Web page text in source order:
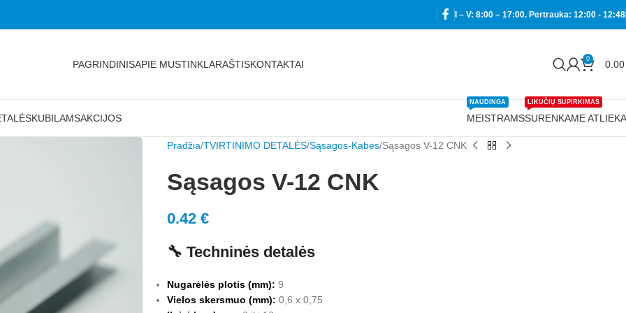
I – V: 8:00 – 17:00. Pertrauka: 12:00 - 12:48
PAGRINDINISAPIE MUSTINKLARAŠTISKONTAKTAI 0
KUBILAMSAKCIJOS MEISTRAMS
NAUDINGA
SURENKAME
LIKUČIŲ SUPIRKIMAS
Pradžia TVIRTINIMO DETALĖS Sąsagos-Kabės Sąsagos V-12 CNK
Sąsagos V-12 CNK
0.42 €
🔧 Techninės detalės
Nugarėlės plotis (mm): 9
Vielos skersmuo (mm): 0,6 x 0,75